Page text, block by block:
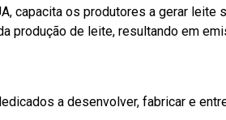
capacita os produtores a gerar
produção de leite, resultando em
a desenvolver, fabricar e